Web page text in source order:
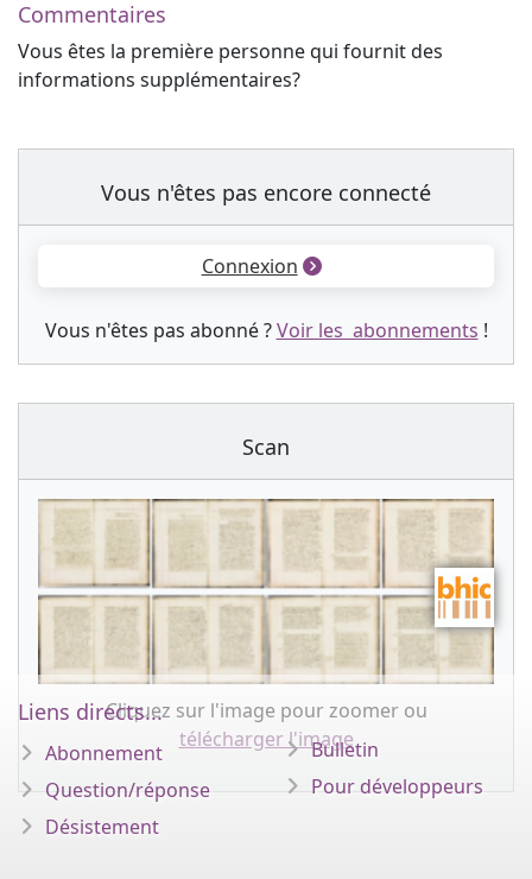
Commentaires
Vous êtes la première personne qui fournit des
informations supplémentaires?
Vous n'êtes pas encore connecté
Connexion
Vous n'êtes pas abonné ?Voir les abonnements !
Scan
Cliquez sur l'image pour zoomer ou
télécharger l'image
Liens directs...
Abonnement
Question/réponse
Désistement
Bulletin
Pour développeurs